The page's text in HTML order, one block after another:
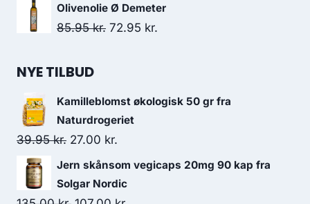
Olivenolie Ø Demeter
85.95kr. Den
85.95 kr..
72.95 kr.
72.95 kr..
NYE TILBUD
Kamilleblomst økologisk 50 gr fra
Naturdrogeriet
39.95kr. Den
oprindelige
pris
var:
27.00 kr.
aktuelle
pris
er:
Jern skånsom vegicaps 20mg 90 kap fra
Solgar Nordic